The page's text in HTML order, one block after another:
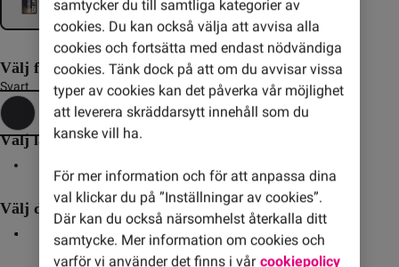
Välj färg
Svart
Välj lagringsutrymme
256 GB
Välj delbetalning av mobilen
36 mån 24 mån Direkt
samtycker du till samtliga kategorier av
cookies. Du kan också välja att avvisa alla
cookies och fortsätta med endast nödvändiga
cookies. Tänk dock på att om du avvisar vissa
typer av cookies kan det påverka vår möjlighet
att leverera skräddarsytt innehåll som du
kanske vill ha.
För mer information och för att anpassa dina
val klickar du på ”Inställningar av cookies”.
Där kan du också närsomhelst återkalla ditt
samtycke. Mer information om cookies och
varför vi använder det finns i vår cookiepolicy